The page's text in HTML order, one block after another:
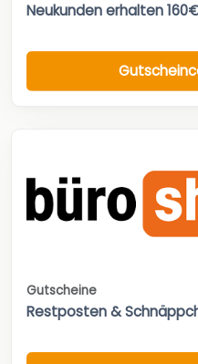
Neukunden erhalten
Gutscheine
Restposten &